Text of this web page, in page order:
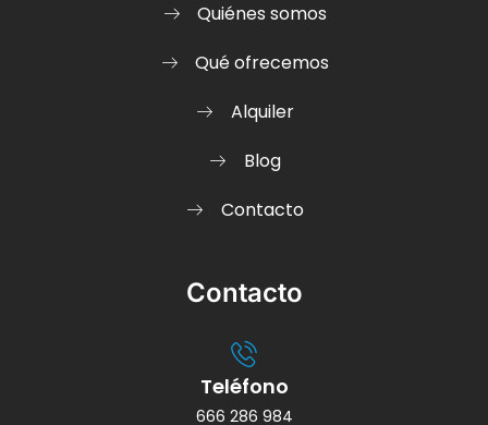
Quiénes somos
Qué ofrecemos
Alquiler
Blog
Contacto
Contacto
Teléfono
666 286 984